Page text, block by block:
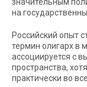
значительным
на
Российский опыт
термин олигарх в
ассоциируется с
пространства,
практически во